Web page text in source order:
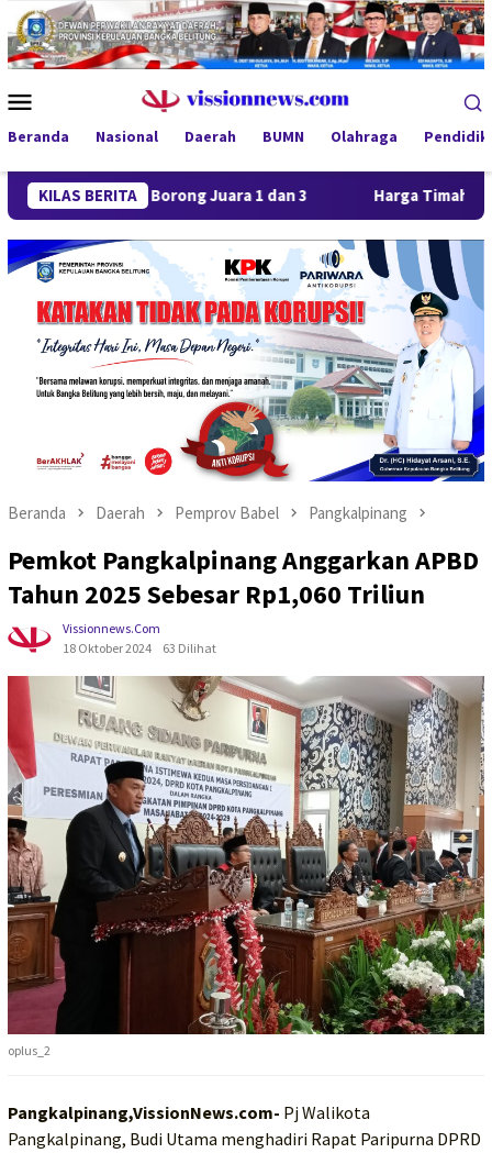
Loncat
ke
konten
Mobile
Beranda Nasional Daerah BUMN Olahraga
KILAS BERITA
FC Borong Juara 1 dan 3 Harga Timah Turun,
Beranda Daerah Pemprov Babel Pangkalpinang
Pemkot Pangkalpinang Anggarkan APBD
Tahun 2025 Sebesar Rp1,060 Triliun
Vissionnews.com
18 Oktober 2024
63 Dilihat
oplus_2
Pangkalpinang,VissionNews.com- Pj Walikota
Pangkalpinang, Budi Utama menghadiri Rapat Paripurna DPRD